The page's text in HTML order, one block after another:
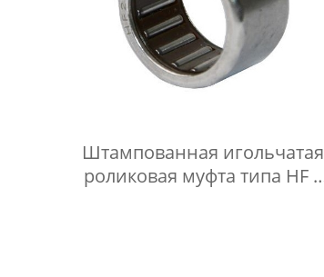
Штампованная игольчатая
роликовая муфта типа HF с